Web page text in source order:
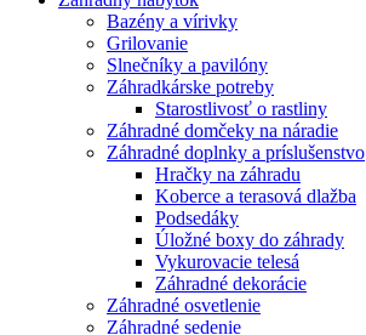
Bazény a vírivky
Grilovanie
Slnečníky a pavilóny
Záhradkárske potreby
Starostlivosť o rastliny
Záhradné domčeky na náradie
Záhradné doplnky a príslušenstvo
Hračky na záhradu
Koberce a terasová dlažba
Podsedáky
Úložné boxy do záhrady
Vykurovacie telesá
Záhradné dekorácie
Záhradné osvetlenie
Záhradné sedenie